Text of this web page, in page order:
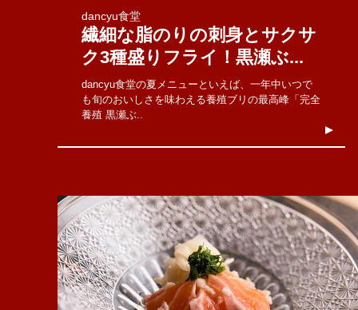
dancyu食堂
繊細な脂のりの刺身とサクサ
ク3種盛りフライ！黒瀬ぶ...
dancyu食堂の夏メニューといえば、一年中いつで
も旬のおいしさを味わえる養殖ブリの最高峰「完全
養殖 黒瀬ぶ..